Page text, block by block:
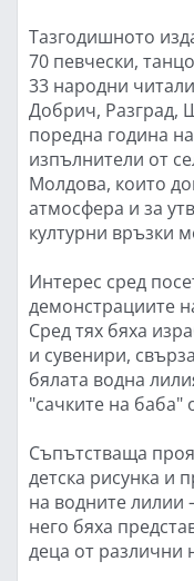
Тазгодишното
70 певчески,
33 народни
Добрич, Разград,
поредна година
изпълнители от
Молдова, които
атмосфера и за
културни връзки
Интерес сред
демонстрациите
Сред тях бяха
и сувенири,
бялата водна
"сачките на баба"
Съпътстваща
детска рисунка и
на водните лилии
него бяха
деца от различни